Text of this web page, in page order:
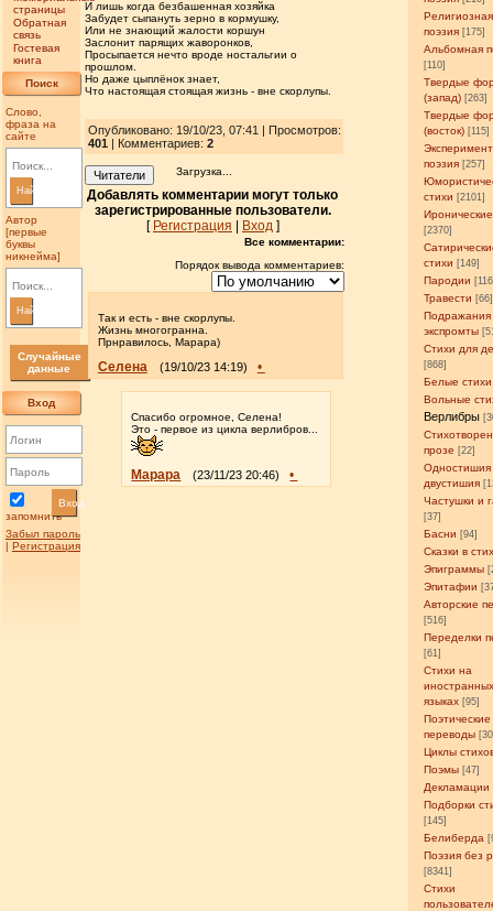
страницы
Обратная
связь
Гостевая
книга
Поиск
Слово,
фраза на
сайте
Найти
Автор
[первые
буквы
никнейма]
Найти
Случайные
данные
Вход
запомнить
Вход
Забыл пароль
| Регистрация
Религиозная
поэзия [175]
Альбомная
[110]
Твердые
(запад) [263]
Твердые
(восток) [115]
поэзия [257]
стихи [2101]
[2370]
стихи [149]
Пародии
Травести [66]
Подражания
экспромты
Стихи для
[868]
Белые стихи
Вольные
Верлибры
прозе [22]
Одностишия
двустишия
Частушки и
[37]
Басни [94]
Сказки в
Эпиграммы
Эпитафии
Авторские
[516]
Переделки
[61]
Стихи на
языках [95]
Поэтические
переводы
Циклы
Поэмы [47]
Декламации
Подборки
[145]
Белиберда
Поэзия без
[8341]
Стихи
И лишь когда безбашенная хозяйка
Забудет сыпануть зерно в кормушку,
Или не знающий жалости коршун
Заслонит парящих жаворонков,
Просыпается нечто вроде ностальгии о
прошлом.
Но даже цыплёнок знает,
Что настоящая стоящая жизнь - вне скорлупы.
Опубликовано: 19/10/23, 07:41 | Просмотров:
401| Комментариев: 2
Читатели Загрузка...
Добавлять комментарии могут только
зарегистрированные пользователи.
[ Регистрация Вход]
Все комментарии:
Порядок вывода комментариев:
Так и есть - вне скорлупы.
Жизнь многогранна.
Прнравилось, Марара)
Селена (19/10/23 14:19) •
Спасибо огромное, Селена!
Это - первое из цикла верлибров...
Марара (23/11/23 20:46) •